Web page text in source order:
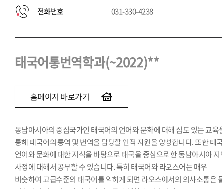
전화번호 031-330-4238
태국어통번역학과(~2022)**
홈페이지 바로가기
동남아시아의 중심국가인 태국어의 언어와 문화에 대해 심도 있는 교육
통해 태국어의 통역 및 번역을 담당할 인적 자원을 양성합니다. 또한 태
언어와 문화에 대한 지식을 바탕으로 태국을 중심으로 한 동남아시아
사정에 대해서 공부할 수 있습니다. 특히 태국어와 라오스어는 매우
비슷하여 고급수준의 태국어를 익히게 되면 라오스에서의 의사소통은